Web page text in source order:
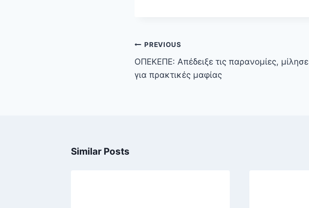
Πλοήγηση
άρθρων
PREVIOUS
ΟΠΕΚΕΠΕ: Απέδειξε τις παρανομίες, μίλησε
για πρακτικές μαφίας
Similar Posts